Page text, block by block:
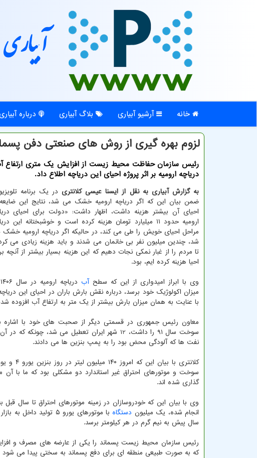
آبیاری
خانه آرشیو آبیاری بلاگ آبیاری درباره
لزوم بهره گیری از روش های صنعتی دفن
رئیس سازمان حفاظت محیط زیست از افزایش یك متری ارتفاع
دریاچه ارومیه بر اثر پروژه احیای این دریاچه اطلاع داد.
به گزارش آبیاری به نقل از ایسنا عیسی کلانتری در یک برنامه
ضمن بیان این که اگر دریاچه ارومیه خشک می شد، نتایج این
احیای آن بیشتر هزینه داشت، اظهار داشت: «دولت برای احیای
ارومیه حدود ۱۱ میلیارد تومان هزینه کرده است و خوشبختانه این
مراحل احیای خویش را طی می کند، در حالیکه اگر دریاچه ارومیه
شد، چندین میلیون نفر بی خانمان می شدند و باید هزینه زیادی می
تا مردم را از غبار نمکی نجات دهیم که این هزینه بسیار بیشتر از آنچه
احیا هزینه کرده ایم، بود.
وی با ابراز امیدواری از این که سطحآب
با عنایت به همان میزان بارش بیشتر از یک متر به ارتفاع آب افزوده
معاون رئیس جمهوری در قسمتی دیگر از صحبت های خود با
نفت ها که آلودگی محض بود را به پمپ بنزین ها می دادند.
گذاری شده اند.
وی با بیان این که خودروسازان در زمینه موتورهای احتراق تا سال
انجام شده، یک میلیون دستگاه
سال پیش به نیم گرم در هر کیلومتر برسد.
رئیس سازمان محیط زیست پسماند را یکی از عارضه های مصرف و
که به صورت طبیعی منطقه ای برای دفع پسماند به سختی پیدا می شود